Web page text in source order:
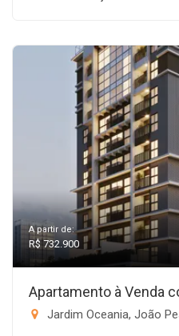
A partir de:
R$ 732.900
Apartamento à Venda
Jardim Oceania, João